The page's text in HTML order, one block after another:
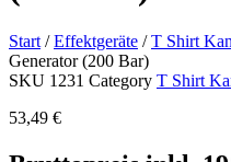
Start /Effektgeräte /T Shirt
Generator (200 Bar)
SKU 1231 Category T Shirt
53,49 €